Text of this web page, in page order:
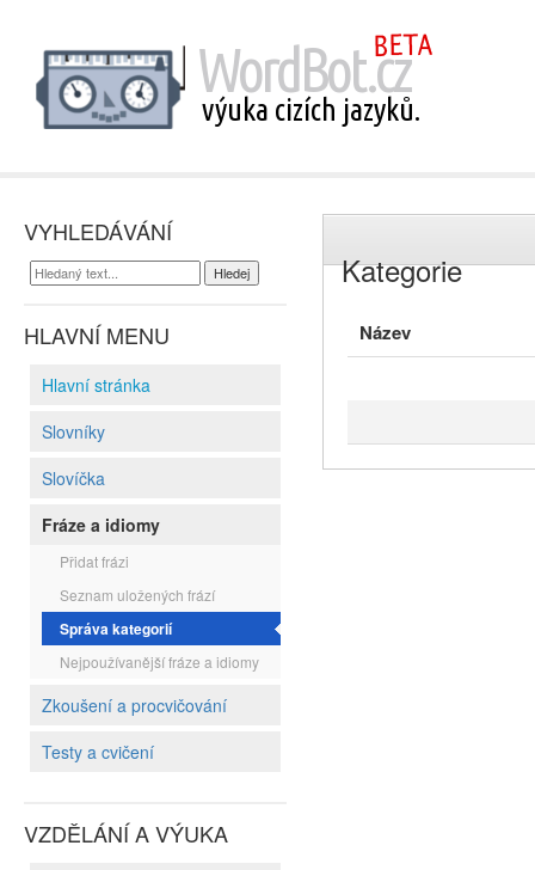
VYHLEDÁVÁNÍ
HLAVNÍ MENU
Hlavní stránka
Slovníky
Slovíčka
Fráze a idiomy
Přidat frázi
Seznam uložených frází
Správa kategorií
Nejpoužívanější fráze a idiomy
Zkoušení a procvičování
Testy a cvičení
VZDĚLÁNÍ A VÝUKA
Kategorie
Název